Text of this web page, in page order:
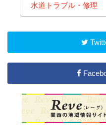
水道トラブル・修理